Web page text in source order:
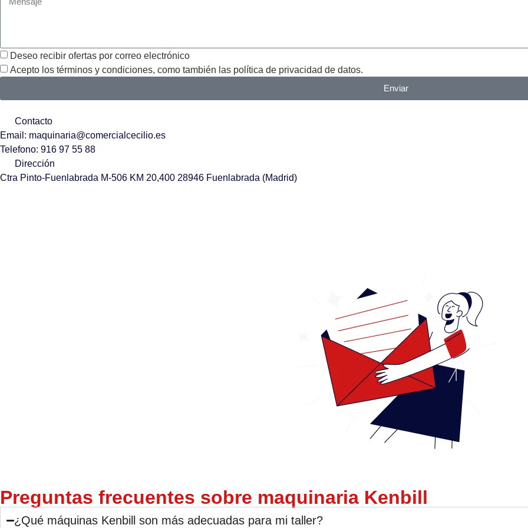
Deseo recibir ofertas por correo electrónico
Acepto los términos y condiciones, como también las política de privacidad de datos.
Enviar
Contacto
Email: maquinaria@comercialcecilio.es
Telefono: 916 97 55 88
Dirección
Ctra Pinto-Fuenlabrada M-506 KM 20,400 28946 Fuenlabrada (Madrid)
Preguntas frecuentes sobre maquinaria Kenbill
¿Qué máquinas Kenbill son más adecuadas para mi taller?